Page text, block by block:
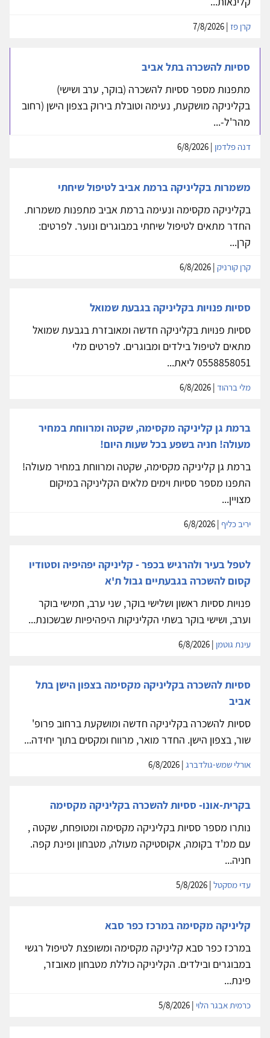
קרן פז
ססיות להשכרה בתל אביב
מתפנות מספר ססיות להשכרה (בוקר, ערב ושישי)
בקליניקה מושקעת, נעימה וטובלת בירוק בצפון הישן (רחוב
מהר'ל-...
דנה פלדמן
משמרות בקליניקה ברמת אביב לטיפול שיחתי
בקליניקה מקסימה ונעימה ברמת אביב מתפנות משמרות.
החדר מתאים לטיפול שיחתי במבוגרים ונוער. לפרטים:
קרן...
קרן קורניק
ססיות פנויות בקליניקה בגבעת שמואל
ססיות פנויות בקליניקה חדשה ומאובזרת בגבעת שמואל
מתאים לטיפול בילדים ומבוגרים. לפרטים מלי
0558858051 ליאת...
מלי ברהוד
ברמת גן קליניקה מקסימה, שקטה ומרווחת במחיר
מעולה! חניה בשפע בכל שעות היום!
ברמת גן קליניקה מקסימה, שקטה ומרווחת במחיר מעולה!
התפנו מספר ססיות וימים מלאים הקליניקה במיקום
מצויין...
יריב כליף
לטפל בעיר ולהרגיש בכפר - קליניקה יפהיפיה וסטודיו
קסום להשכרה בגבעתיים גבול ת'א
פנויות ססיות ראשון ושלישי בוקר, שני ערב, חמישי בוקר
וערב, ושישי בוקר בשתי הקליניקות היפהיפיות שבשכונת...
עינת גוטמן
ססיות להשכרה בקליניקה מקסימה בצפון הישן בתל
אביב
ססיות להשכרה בקליניקה חדשה ומושקעת ברחוב פרופ'
שור, בצפון הישן. החדר מואר, מרווח ומקסים בתוך יחידה...
אורלי שמש-גולדברג
בקרית-אונו- ססיות להשכרה בקליניקה מקסימה
נותרו מספר ססיות בקליניקה מקסימה ומטופחת, שקטה ,
עם ממ'ד בקומה, אקוסטיקה מעולה, מטבחון ופינת קפה.
חניה...
עדי מסקטל
קליניקה מקסימה במרכז כפר סבא
במרכז כפר סבא קליניקה מקסימה ומשופצת לטיפול רגשי
במבוגרים ובילדים. הקליניקה כוללת מטבחון מאובזר,
פינת...
כרמית אבגר הלוי